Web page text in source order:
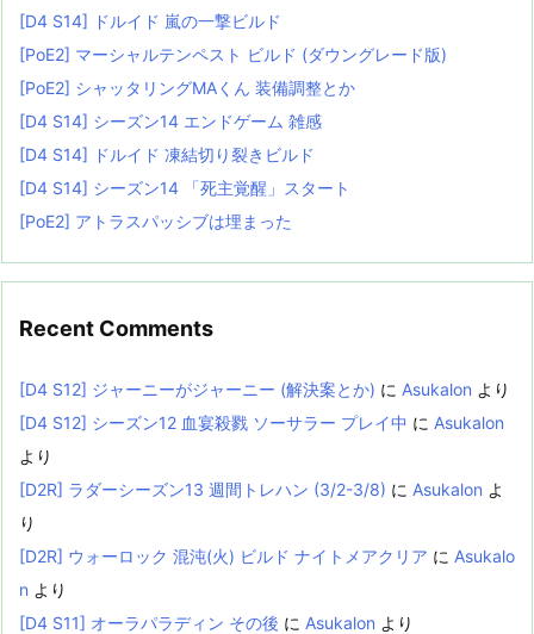
[D4 S14] ドルイド 嵐の一撃ビルド
[PoE2] マーシャルテンペスト ビルド (ダウングレード版)
[PoE2] シャッタリングMAくん 装備調整とか
[D4 S14] シーズン14 エンドゲーム 雑感
[D4 S14] ドルイド 凍結切り裂きビルド
[D4 S14] シーズン14 「死主覚醒」スタート
[PoE2] アトラスパッシブは埋まった
Recent Comments
[D4 S12] ジャーニーがジャーニー (解決案とか) に Asukalon より
[D4 S12] シーズン12 血宴殺戮 ソーサラー プレイ中 に Asukalon
より
[D2R] ラダーシーズン13 週間トレハン (3/2-3/8) に Asukalon よ
り
[D2R] ウォーロック 混沌(火) ビルド ナイトメアクリア に Asukalo
n より
[D4 S11] オーラパラディン その後 に Asukalon より